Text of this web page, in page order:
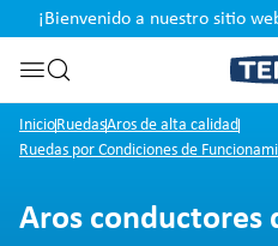
Saltar a la búsqueda
¡Bienvenido a nuestro sitio
InicioRuedasAros de alta calidad
Ruedas por Condiciones de
Aros conductores